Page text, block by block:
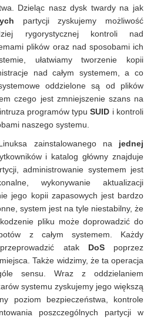
Dzieląc nasz dysk twardy na jak
partycji zyskujemy możliwość
rygorystycznej kontroli nad
plików oraz nad sposobami ich
ułatwiamy tworzenie kopii
nad całym systemem, a co
oddzielone są od plików
czego jest zmniejszenie szans na
programów typuSUID i kontroli
naszego systemu.
zainstalowanego na jednej
i katalog główny znajduje
administrowanie systemem jest
wykonywanie aktualizacji
jego kopii zapasowych jest bardzo
system jest na tyle niestabilny, że
pliku może doprowadzić do
z całym systemem. Każdy
atak DoSpoprzez
Także widzimy, że ta operacja
sensu. Wraz z oddzielaniem
systemu zyskujemy jego większą
poziom bezpieczeństwa, kontrole
poszczególnych partycji w